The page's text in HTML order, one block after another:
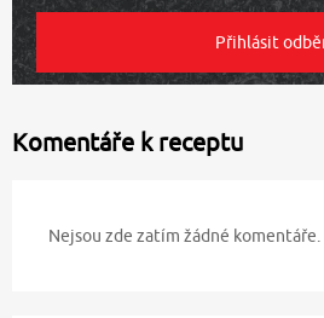
Komentáře k receptu
Nejsou zde zatím žádné komentáře.